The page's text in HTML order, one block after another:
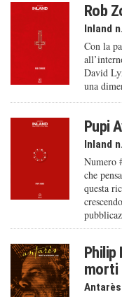
Rob
Inland
Con la
David
una
Pupi
Inland
Numero
che
questa
Philip
morti